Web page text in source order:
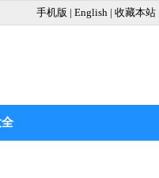
手机版 | English | 收藏本站